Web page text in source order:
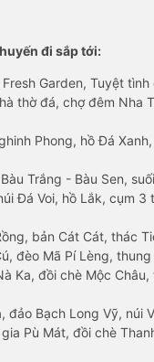
đi sắp tới:
Garden, Tuyệt
thờ đá, chợ đêm
Phong, hồ Đá
Trắng - Bàu Sen,
Đá Voi, hồ Lắk, cụm
bản Cát Cát, thác
đèo Mã Pí Lèng,
Ka, đồi chè Mộc
đảo Bạch Long Vỹ, núi
Pù Mát, đồi chè